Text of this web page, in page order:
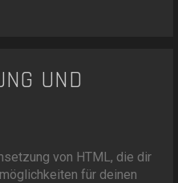
UND
von HTML, die dir
für deinen